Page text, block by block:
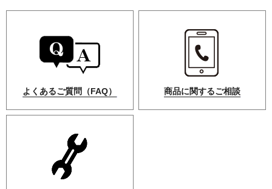
よくあるご質問（FAQ） 商品に関するご相談